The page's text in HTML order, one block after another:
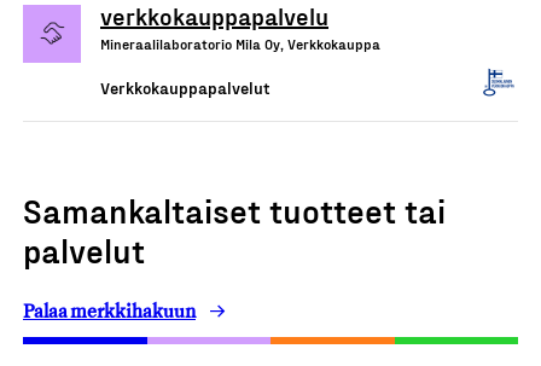
verkkokauppapalvelu
Mineraalilaboratorio Mila Oy, Verkkokauppa
Verkkokauppapalvelut
Samankaltaiset tuotteet tai
palvelut
Palaa merkkihakuun